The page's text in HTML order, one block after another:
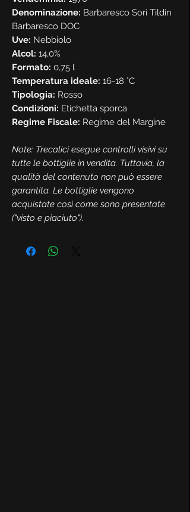
Denominazione: Barbaresco Sorì Tildin
Barbaresco DOC
Uve: Nebbiolo
Alcol: 14,0%
Formato: 0,75 l
Temperatura ideale: 16-18 °C
Tipologia: Rosso
Condizioni: Etichetta sporca
Regime Fiscale: Regime del Margine
Note: Trecalici esegue controlli visivi su
tutte le bottiglie in vendita. Tuttavia, la
qualità del contenuto non può essere
garantita. Le bottiglie vengono
acquistate così come sono presentate
("visto e piaciuto").